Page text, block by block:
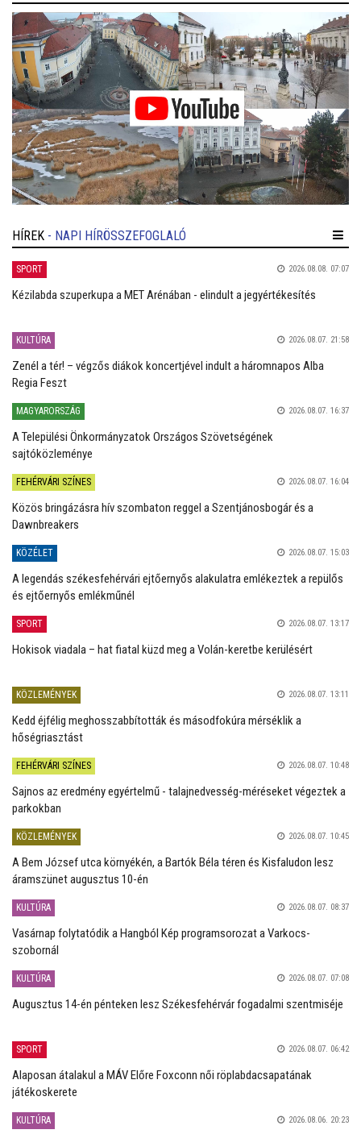
HÍREK - NAPI HÍRÖSSZEFOGLALÓ
SPORT 2026.08.08. 07:07
Kézilabda szuperkupa a MET Arénában - elindult a jegyértékesítés
KULTÚRA 2026.08.07. 21:58
Zenél a tér! – végzős diákok koncertjével indult a háromnapos Alba
Regia Feszt
MAGYARORSZÁG 2026.08.07. 16:37
A Települési Önkormányzatok Országos Szövetségének
sajtóközleménye
FEHÉRVÁRI SZÍNES 2026.08.07. 16:04
Közös bringázásra hív szombaton reggel a Szentjánosbogár és a
Dawnbreakers
KÖZÉLET 2026.08.07. 15:03
A legendás székesfehérvári ejtőernyős alakulatra emlékeztek a repülős
és ejtőernyős emlékműnél
SPORT 2026.08.07. 13:17
Hokisok viadala – hat fiatal küzd meg a Volán-keretbe kerülésért
KÖZLEMÉNYEK 2026.08.07. 13:11
Kedd éjfélig meghosszabbították és másodfokúra mérséklik a
hőségriasztást
FEHÉRVÁRI SZÍNES 2026.08.07. 10:48
Sajnos az eredmény egyértelmű - talajnedvesség-méréseket végeztek a
parkokban
KÖZLEMÉNYEK 2026.08.07. 10:45
A Bem József utca környékén, a Bartók Béla téren és Kisfaludon lesz
áramszünet augusztus 10-én
KULTÚRA 2026.08.07. 08:37
Vasárnap folytatódik a Hangból Kép programsorozat a Varkocs-
szobornál
KULTÚRA 2026.08.07. 07:08
Augusztus 14-én pénteken lesz Székesfehérvár fogadalmi szentmiséje
SPORT 2026.08.07. 06:42
Alaposan átalakul a MÁV Előre Foxconn női röplabdacsapatának
játékoskerete
KULTÚRA 2026.08.06. 20:23